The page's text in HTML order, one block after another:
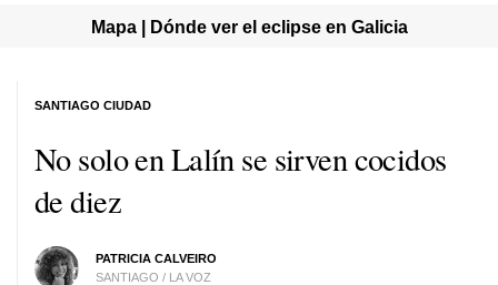
Mapa | Dónde ver el eclipse en Galicia
No solo en Lalín se sirven cocidos
de diez
PATRICIA CALVEIRO
SANTIAGO / LA VOZ
SANTIAGO CIUDAD